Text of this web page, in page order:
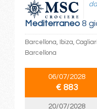
Mediterraneo8
Barcellona, Ibiza,
Barcellona
06/07/2028
€ 883
20/07/2028